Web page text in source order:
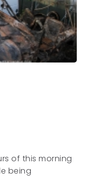
of this morning
being